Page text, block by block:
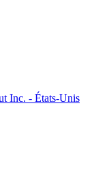
Inc. - États-Unis